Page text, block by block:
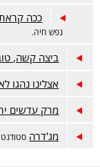
ככה
נפש חיה.
ביצה קשה,
אצלינו נהגו
מרק עדשים
מג'דרה